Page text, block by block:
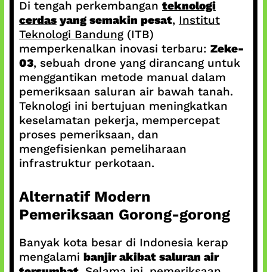
Di tengah perkembangan teknologi
cerdasyang semakin pesat, Institut
Teknologi Bandung(ITB)
memperkenalkan inovasi terbaru: Zeke-
03, sebuah drone yang dirancang untuk
menggantikan metode manual dalam
pemeriksaan saluran air bawah tanah.
Teknologi ini bertujuan meningkatkan
keselamatan pekerja, mempercepat
proses pemeriksaan, dan
mengefisienkan pemeliharaan
infrastruktur perkotaan.
Alternatif Modern
Pemeriksaan Gorong-gorong
Banyak kota besar di Indonesia kerap
mengalami banjir akibat saluran air